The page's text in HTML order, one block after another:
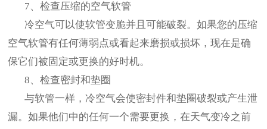
7、检查压缩的空气软管
冷空气可以使软管变脆并且可能破裂。如果您的压缩
空气软管有任何薄弱点或看起来磨损或损坏，现在是确
保它们被固定或更换的好时机。
8、检查密封和垫圈
与软管一样，冷空气会使密封件和垫圈破裂或产生泄
漏。如果他们中的任何一个需要更换，在天气变冷之前